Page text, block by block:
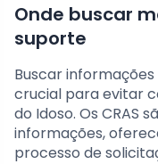
Onde buscar
suporte
Buscar
crucial para evitar
do Idoso. Os CRAS
informações,
processo de